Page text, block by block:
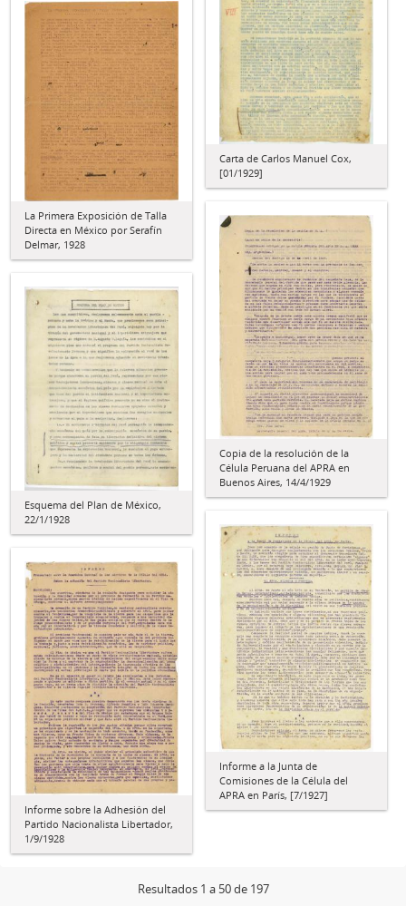
Carta de Carlos Manuel Cox,
[01/1929]
La Primera Exposición de Talla
Directa en México por Serafín
Delmar, 1928
Copia de la resolución de la
Célula Peruana del APRA en
Buenos Aires, 14/4/1929
Esquema del Plan de México,
22/1/1928
Informe a la Junta de
Comisiones de la Célula del
APRA en París, [7/1927]
Informe sobre la Adhesión del
Partido Nacionalista Libertador,
1/9/1928
Resultados 1 a 50 de 197